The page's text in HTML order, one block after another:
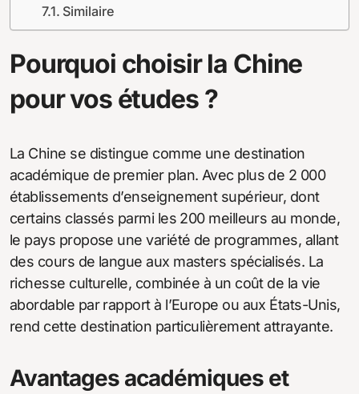
Similaire
Pourquoi choisir la Chine
pour vos études ?
La Chine se distingue comme une destination
académique de premier plan. Avec plus de 2 000
établissements d’enseignement supérieur, dont
certains classés parmi les 200 meilleurs au monde,
le pays propose une variété de programmes, allant
des cours de langue aux masters spécialisés. La
richesse culturelle, combinée à un coût de la vie
abordable par rapport à l’Europe ou aux États-Unis,
rend cette destination particulièrement attrayante.
Avantages académiques et